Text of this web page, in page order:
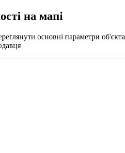
на мапі
основні параметри об'єкта